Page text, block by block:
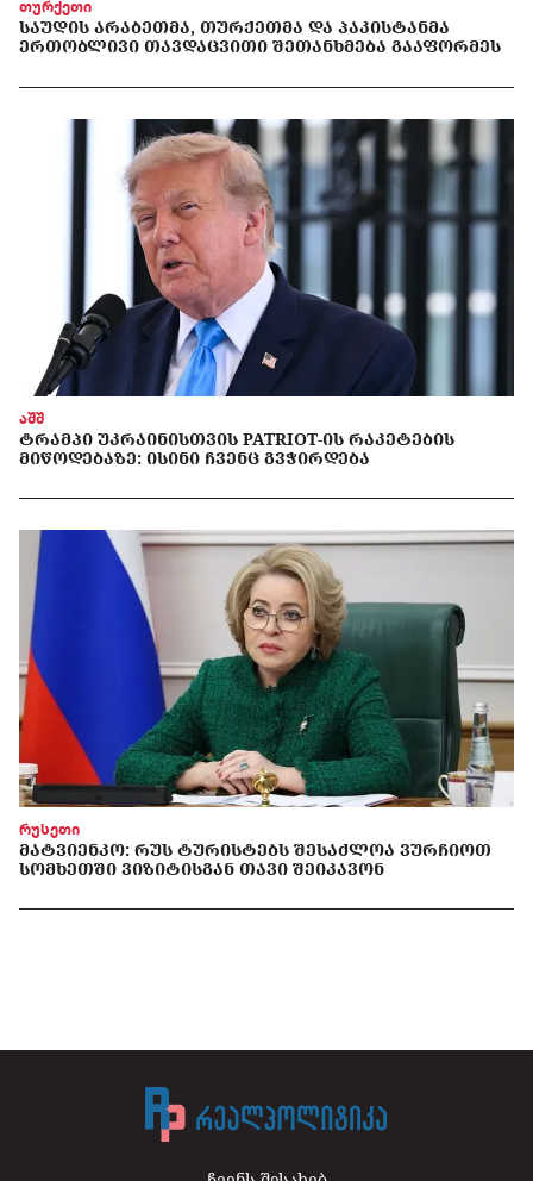
თურქეთი
ᲡᲐᲣᲓᲘᲡ ᲐᲠᲐᲑᲔᲗᲛᲐ, ᲗᲣᲠᲥᲔᲗᲛᲐ ᲓᲐ ᲞᲐᲙᲘᲡᲢᲐᲜᲛᲐ
ᲔᲠᲗᲝᲑᲚᲘᲕᲘ ᲗᲐᲕᲓᲐᲪᲕᲘᲗᲘ ᲨᲔᲗᲐᲜᲮᲛᲔᲑᲐ ᲒᲐᲐᲤᲝᲠᲛᲔᲡ
აშშ
ᲢᲠᲐᲛᲞᲘ ᲣᲙᲠᲐᲘᲜᲘᲡᲗᲕᲘᲡ PATRIOT-ᲘᲡ ᲠᲐᲙᲔᲢᲔᲑᲘᲡ
ᲛᲘᲬᲝᲓᲔᲑᲐᲖᲔ: ᲘᲡᲘᲜᲘ ᲩᲕᲔᲜᲪ ᲒᲕᲭᲘᲠᲓᲔᲑᲐ
რუსეთი
ᲛᲐᲢᲕᲘᲔᲜᲙᲝ: ᲠᲣᲡ ᲢᲣᲠᲘᲡᲢᲔᲑᲡ ᲨᲔᲡᲐᲫᲚᲝᲐ ᲕᲣᲠᲩᲘᲝᲗ
ᲡᲝᲛᲮᲔᲗᲨᲘ ᲕᲘᲖᲘᲢᲘᲡᲒᲐᲜ ᲗᲐᲕᲘ ᲨᲔᲘᲙᲐᲕᲝᲜ